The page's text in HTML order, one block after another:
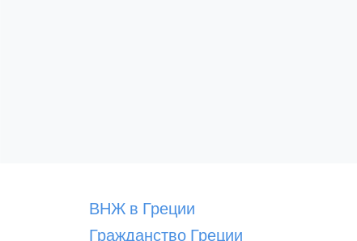
ВНЖ в Греции
Гражданство Греции